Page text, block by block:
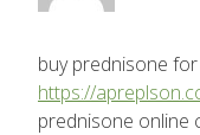
buy prednisone
https://
prednisone online